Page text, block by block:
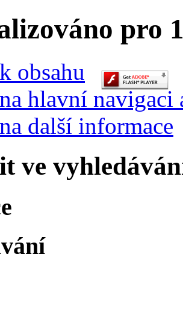
pro
obsahu
hlavní navigaci
další informace
ve